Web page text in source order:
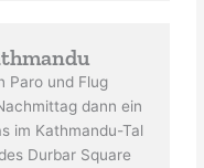
Paro und Flug
dann ein
im Kathmandu-Tal
Durbar Square